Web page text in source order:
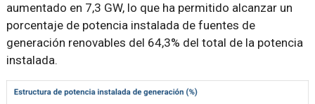
aumentado en 7,3 GW, lo que ha permitido alcanzar un
porcentaje de potencia instalada de fuentes de
generación renovables del 64,3% del total de la potencia
instalada.